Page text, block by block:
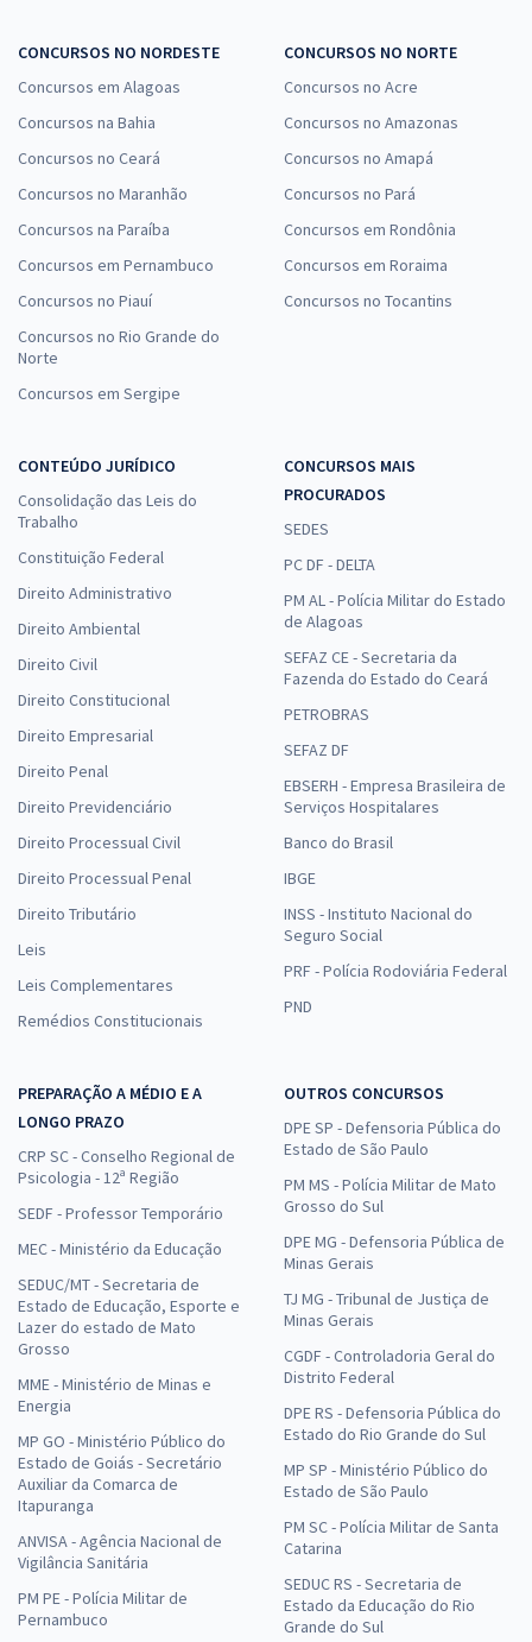
CONCURSOS NO NORDESTE
Concursos em Alagoas
Concursos na Bahia
Concursos no Ceará
Concursos no Maranhão
Concursos na Paraíba
Concursos em Pernambuco
Concursos no Piauí
Concursos no Rio Grande do
Norte
Concursos em Sergipe
CONCURSOS NO NORTE
Concursos no Acre
Concursos no Amazonas
Concursos no Amapá
Concursos no Pará
Concursos em Rondônia
Concursos em Roraima
Concursos no Tocantins
CONTEÚDO JURÍDICO
Consolidação das Leis do
Trabalho
Constituição Federal
Direito Administrativo
Direito Ambiental
Direito Civil
Direito Constitucional
Direito Empresarial
Direito Penal
Direito Previdenciário
Direito Processual Civil
Direito Processual Penal
Direito Tributário
Leis
Leis Complementares
Remédios Constitucionais
CONCURSOS MAIS
PROCURADOS
SEDES
PC DF - DELTA
PM AL - Polícia Militar do Estado
de Alagoas
SEFAZ CE - Secretaria da
Fazenda do Estado do Ceará
PETROBRAS
SEFAZ DF
EBSERH - Empresa Brasileira de
Serviços Hospitalares
Banco do Brasil
IBGE
INSS - Instituto Nacional do
Seguro Social
PRF - Polícia Rodoviária Federal
PND
PREPARAÇÃO A MÉDIO E A
LONGO PRAZO
CRP SC - Conselho Regional de
Psicologia - 12ª Região
SEDF - Professor Temporário
MEC - Ministério da Educação
SEDUC/MT - Secretaria de
Estado de Educação, Esporte e
Lazer do estado de Mato
Grosso
MME - Ministério de Minas e
Energia
MP GO - Ministério Público do
Estado de Goiás - Secretário
Auxiliar da Comarca de
Itapuranga
ANVISA - Agência Nacional de
Vigilância Sanitária
PM PE - Polícia Militar de
Pernambuco
OUTROS CONCURSOS
DPE SP - Defensoria Pública do
Estado de São Paulo
PM MS - Polícia Militar de Mato
Grosso do Sul
DPE MG - Defensoria Pública de
Minas Gerais
TJ MG - Tribunal de Justiça de
Minas Gerais
CGDF - Controladoria Geral do
Distrito Federal
DPE RS - Defensoria Pública do
Estado do Rio Grande do Sul
MP SP - Ministério Público do
Estado de São Paulo
PM SC - Polícia Militar de Santa
Catarina
SEDUC RS - Secretaria de
Estado da Educação do Rio
Grande do Sul